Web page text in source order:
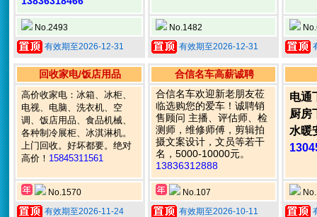
No.2493
有效期至2026-12-31
No.1482
有效期至2026-12-31
回收家电/饭店用品
高价收家电：冰箱、冰柜、
电视、电脑、洗衣机、空
调、饭店用品、食品机械、
各种制冷展柜、冰淇淋机。
上门回收。好坏都要。绝对
高价！ 15845311561
No.1570
有效期至2026-11-24
合信名车高薪诚聘
合信名车欢迎新老朋友莅
临选购您的爱车！诚聘销
售顾问 主播、评估师、检
测师，维修师傅，剪辑拍
摄文案设计，文员等若干
名，5000-10000元。
13836312888
No.107
有效期至2026-10-11
电通
厨房
水暖